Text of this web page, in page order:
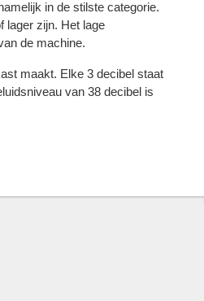
in de stilste categorie.
lager zijn. Het lage
de machine.
maakt. Elke 3 decibel staat
van 38 decibel is